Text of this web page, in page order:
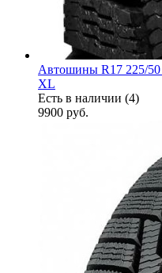
Автошины R17 225/50
XL
Есть в наличии (4)
9900 руб.